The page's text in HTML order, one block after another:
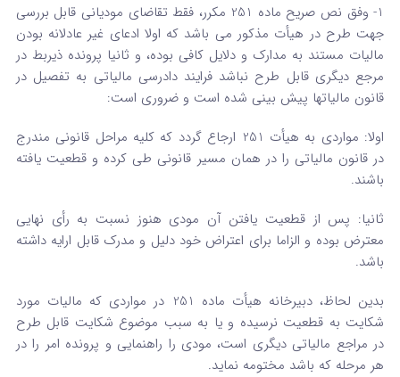
1- وفق نص صریح ماده 251 مکرر، فقط تقاضای مودیانی قابل بررسی
جهت طرح در هیأت مذکور می باشد که اولا ادعای غیر عادلانه بودن
مالیات مستند به مدارک و دلایل کافی بوده، و ثانیا پرونده ذیربط در
مرجع دیگری قابل طرح نباشد فرایند دادرسی مالیاتی به تفصیل در
قانون مالیاتها پیش بینی شده است و ضروری است:
اولا: مواردی به هیأت 251 ارجاع گردد که کلیه مراحل قانونی مندرج
در قانون مالیاتی را در همان مسیر قانونی طی کرده و قطعیت یافته
باشند.
ثانیا: پس از قطعیت یافتن آن مودی هنوز نسبت به رأی نهایی
معترض بوده و الزاما برای اعتراض خود دلیل و مدرک قابل ارایه داشته
باشد.
بدین لحاظ، دبیرخانه هیأت ماده 251 در مواردی که مالیات مورد
شکایت به قطعیت نرسیده و یا به سبب موضوع شکایت قابل طرح
در مراجع مالیاتی دیگری است، مودی را راهنمایی و پرونده امر را در
هر مرحله که باشد مختومه نماید.